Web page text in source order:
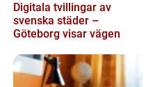
Digitala tvillingar av
svenska städer –
Göteborg visar vägen